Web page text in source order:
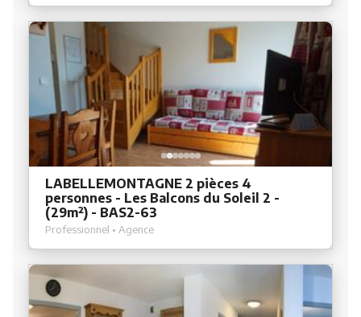
LABELLEMONTAGNE 2 pièces 4
personnes - Les Balcons du Soleil 2 -
(29m²) - BAS2-63
Professionnel • Agence